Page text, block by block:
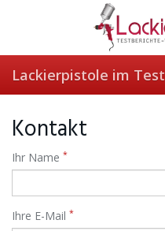
content
Lackierpistole im Test
Kontakt
Ihr Name *
Ihre E-Mail *